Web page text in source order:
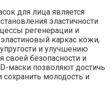
для лица является
эластичности
регенерации и
каркас кожи,
и улучшению
своей безопасности и
маски позволяют достичь
сохранить молодость и